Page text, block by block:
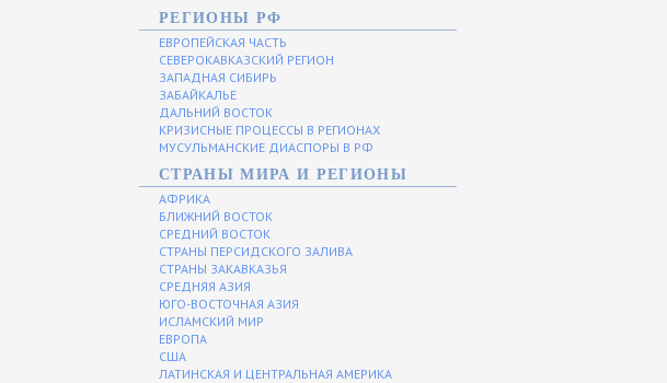
РЕГИОНЫ РФ
ЕВРОПЕЙСКАЯ ЧАСТЬ
СЕВЕРОКАВКАЗСКИЙ РЕГИОН
ЗАПАДНАЯ СИБИРЬ
ЗАБАЙКАЛЬЕ
ДАЛЬНИЙ ВОСТОК
КРИЗИСНЫЕ ПРОЦЕССЫ В РЕГИОНАХ
МУСУЛЬМАНСКИЕ ДИАСПОРЫ В РФ
СТРАНЫ МИРА И РЕГИОНЫ
АФРИКА
БЛИЖНИЙ ВОСТОК
СРЕДНИЙ ВОСТОК
СТРАНЫ ПЕРСИДСКОГО ЗАЛИВА
СТРАНЫ ЗАКАВКАЗЬЯ
СРЕДНЯЯ АЗИЯ
ЮГО-ВОСТОЧНАЯ АЗИЯ
ИСЛАМСКИЙ МИР
ЕВРОПА
США
ЛАТИНСКАЯ И ЦЕНТРАЛЬНАЯ АМЕРИКА